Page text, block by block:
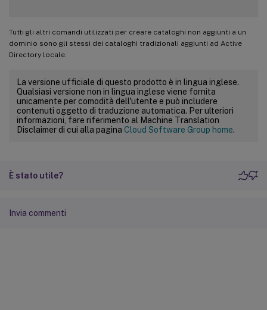
Tutti gli altri comandi utilizzati per creare cataloghi non aggiunti a un
dominio sono gli stessi dei cataloghi tradizionali aggiunti ad Active
Directory locale.
La versione ufficiale di questo prodotto è in lingua inglese.
Qualsiasi versione non in lingua inglese viene fornita
unicamente per comodità dell'utente e può includere
contenuti oggetto di traduzione automatica. Per ulteriori
informazioni, fare riferimento al Machine Translation
Disclaimer di cui alla pagina Cloud Software Group home.
È stato utile?
Invia commenti